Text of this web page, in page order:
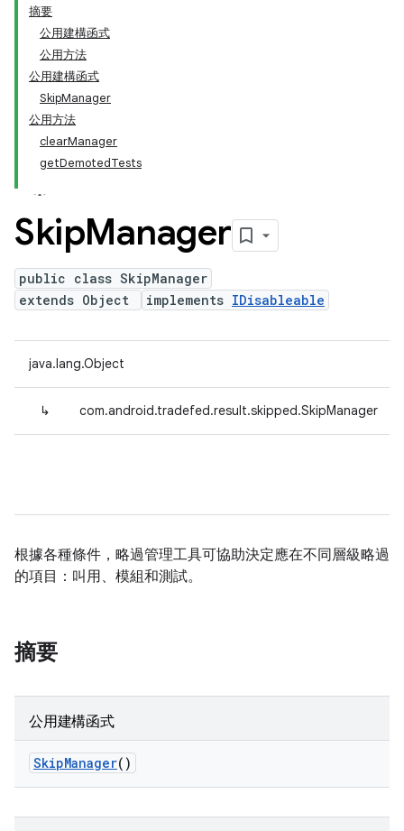
摘要
公用建構函式
公用方法
公用建構函式
SkipManager
公用方法
clearManager
getDemotedTests
SkipManager
public class SkipManager
extends Object
implements IDisableable
java.lang.Object
↳ com.android.tradefed.result.skipped.SkipManager
根據各種條件，略過管理工具可協助決定應在不同層級略過
的項目：叫用、模組和測試。
摘要
公用建構函式
SkipManager()